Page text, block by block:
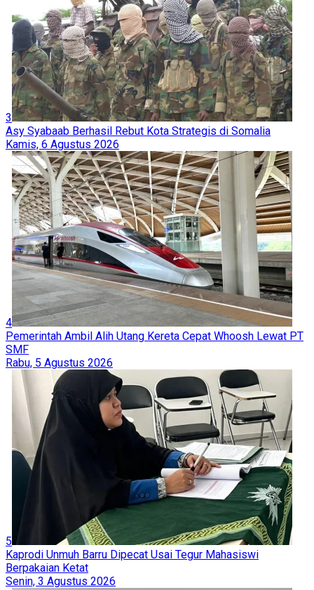
3
Asy Syabaab Berhasil Rebut Kota Strategis di Somalia
Kamis, 6 Agustus 2026
4
Pemerintah Ambil Alih Utang Kereta Cepat Whoosh Lewat PT
SMF
Rabu, 5 Agustus 2026
5
Kaprodi Unmuh Barru Dipecat Usai Tegur Mahasiswi
Berpakaian Ketat
Senin, 3 Agustus 2026